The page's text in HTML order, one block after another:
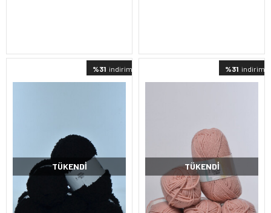
%31 indirimli
TÜKENDI
%31 indirimli
TÜKENDI